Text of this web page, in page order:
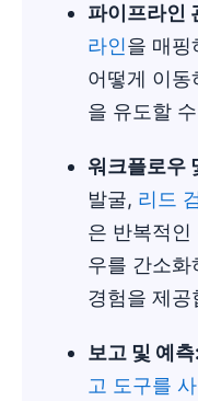
파이프라인
라인을 매핑
어떻게 이
을 유도할
워크플로우
발굴, 리드
은 반복적인
우를 간소화
경험을 제공
보고 및 예측
고 도구를